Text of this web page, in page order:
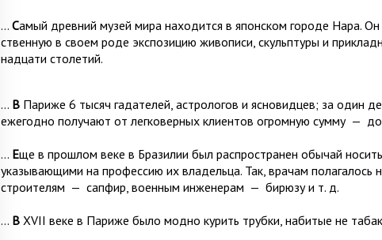
… Самый древний музей мира находится в японском городе Нара.
ственную в своем роде экспозицию живописи, скульпту­ры и
надцати столетий.
… В Париже 6 тысяч гадателей, астрологов и ясновидцев; за один
ежегодно получают от легковерных клиентов огромную сумму —
… Еще в прошлом веке в Бразилии был распростра­нен обычай
указывающими на профессию их владельца. Так, вра­чам полагалось
строителям — сапфир, военным инженерам — бирюзу и т. д.
… В XVII веке в Париже было модно курить трубки, набитые не